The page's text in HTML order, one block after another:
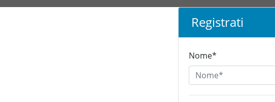
Registrati
Nome*